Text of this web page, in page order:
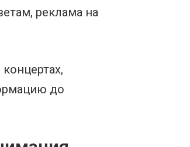
реклама на
до